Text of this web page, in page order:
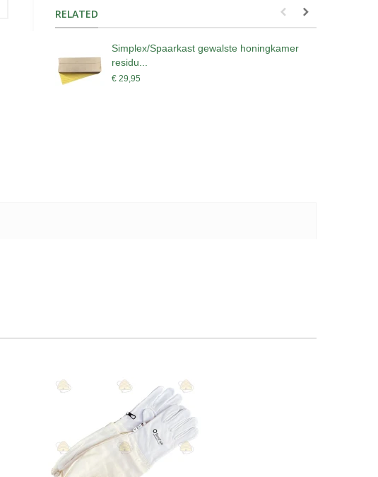
RELATED
Simplex/Spaarkast gewalste honingkamer
residu...
€ 29,95